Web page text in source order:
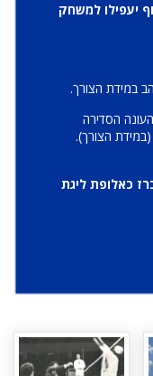
יעפילו למשחק
במידת הצורך.
הסדירה
הזהב (במידת הצורך).
כאלופת ליגת